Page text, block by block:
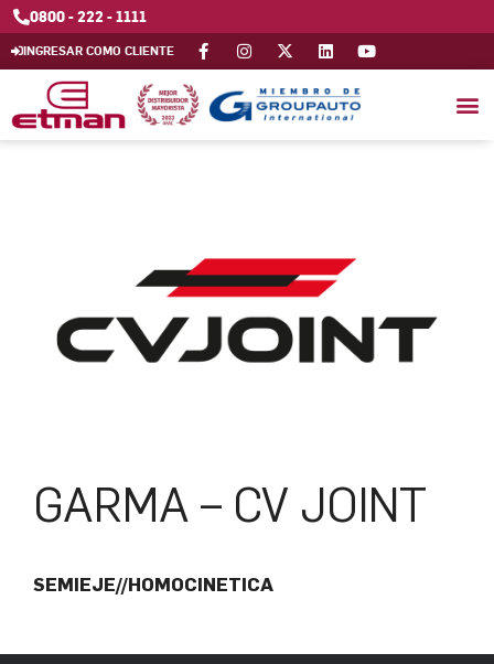
0800 - 222 - 1111
INGRESAR COMO CLIENTE
GARMA – CV JOINT
SEMIEJE//HOMOCINETICA